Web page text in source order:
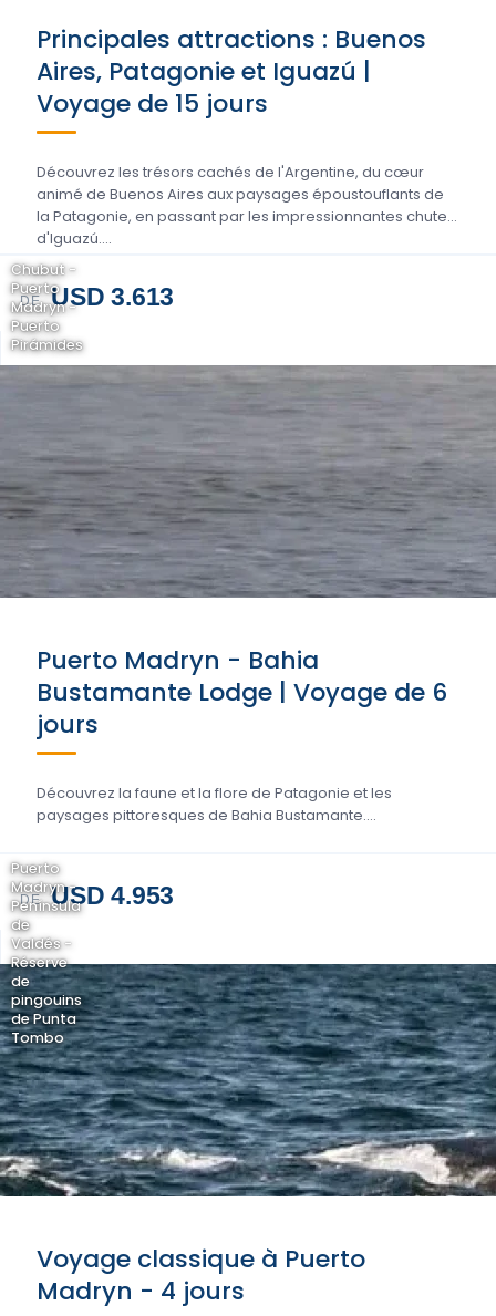
Principales attractions : Buenos
Aires, Patagonie et Iguazú |
Voyage de 15 jours
Découvrez les trésors cachés de l'Argentine, du cœur
animé de Buenos Aires aux paysages époustouflants de
la Patagonie, en passant par les impressionnantes chutes
d'Iguazú....
DE USD 3.613
Chubut -
Puerto
Madryn -
Puerto
Pirámides
Puerto Madryn - Bahia
Bustamante Lodge | Voyage de 6
jours
Découvrez la faune et la flore de Patagonie et les
paysages pittoresques de Bahia Bustamante....
DE USD 4.953
Puerto
Madryn -
Península
de
Valdés -
Réserve
de
pingouins
de Punta
Tombo
Voyage classique à Puerto
Madryn - 4 jours